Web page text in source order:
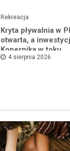
Rekreacja
Kryta pływalnia w
otwarta, a
Kopernika w toku
4 sierpnia 2026